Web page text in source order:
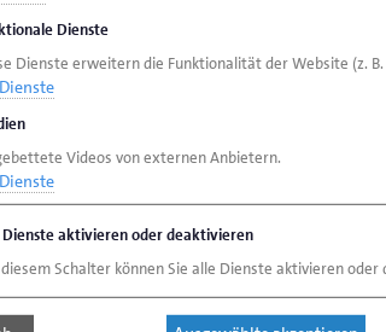
und Informationen
Dienste
Dienste erweitern die Funktionalität der Website (z.
Dienste
Videos von externen Anbietern.
Dienste
Dienste aktivieren oder deaktivieren
Schalter können Sie alle Dienste aktivieren oder